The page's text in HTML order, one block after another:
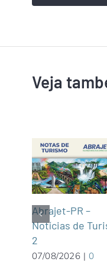
Veja
Abrajet-PR –
Notícias de
2
07/08/2026 | 0